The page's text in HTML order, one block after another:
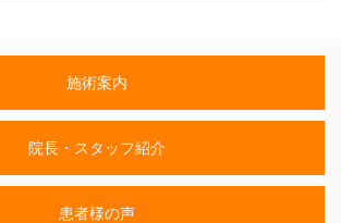
施術案内
院長・スタッフ紹介
患者様の声